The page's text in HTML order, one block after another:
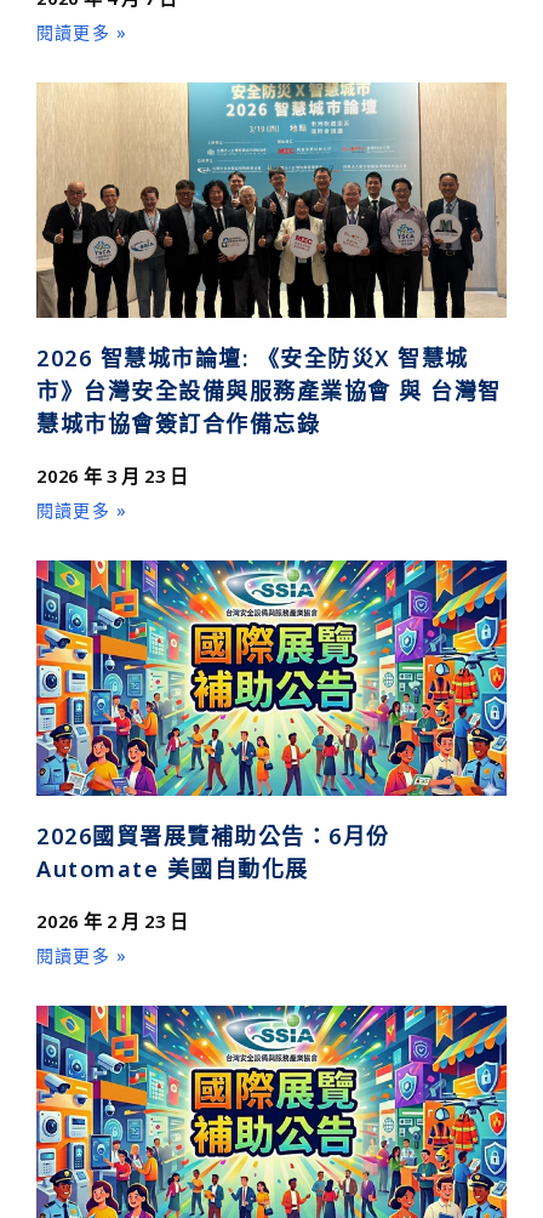
閱讀更多 »
2026 智慧城市論壇: 《安全防災X 智慧城
市》台灣安全設備與服務產業協會 與 台灣智
慧城市協會簽訂合作備忘錄
2026 年 3 月 23 日
閱讀更多 »
2026國貿署展覽補助公告：6月份
Automate 美國自動化展
2026 年 2 月 23 日
閱讀更多 »